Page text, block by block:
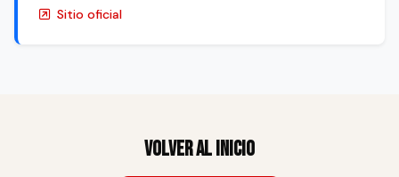
Sitio oficial
Volver al inicio